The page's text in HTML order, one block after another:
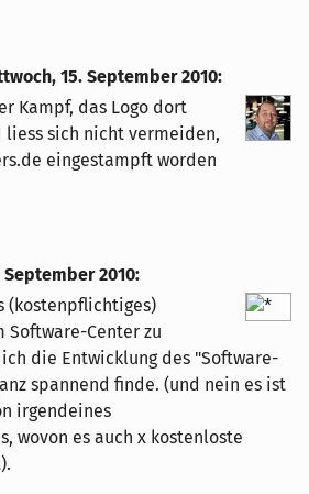
15. September 2010:
Kampf, das Logo dort
liess sich nicht vermeiden,
eingestampft worden
2010:
(kostenpflichtiges)
Software-Center zu
die Entwicklung des "Software-
spannend finde. (und nein es ist
irgendeines
wovon es auch x kostenloste